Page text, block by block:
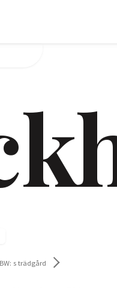
s trädgård